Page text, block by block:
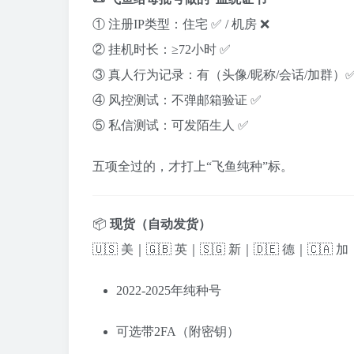
① 注册IP类型：住宅 ✅ / 机房 ❌
② 挂机时长：≥72小时 ✅
③ 真人行为记录：有（头像/昵称/会话/加群）
④ 风控测试：不弹邮箱验证 ✅
⑤ 私信测试：可发陌生人 ✅
五项全过的，才打上“飞鱼纯种”标。
📦 现货（自动发货）
🇺🇸 美｜🇬🇧 英｜🇸🇬 新｜🇩🇪 德｜🇨🇦 加
2022-2025年纯种号
可选带2FA（附密钥）